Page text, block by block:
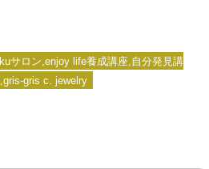
サロン,enjoy life養成講座,自分発見講
gris c. jewelry